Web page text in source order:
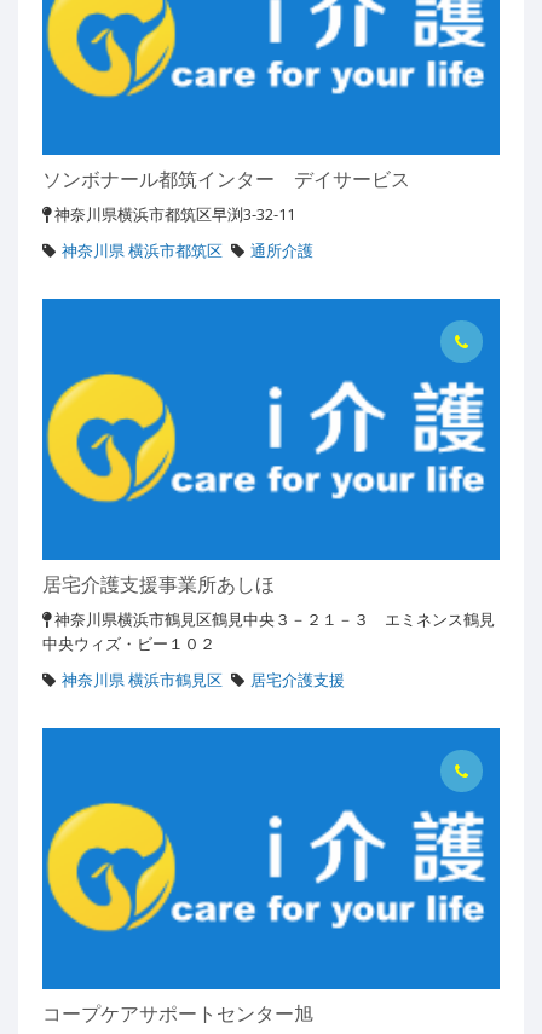
ソンボナール都筑インター デイサービス
神奈川県横浜市都筑区早渕3-32-11
神奈川県 横浜市都筑区
通所介護
居宅介護支援事業所あしほ
神奈川県横浜市鶴見区鶴見中央３－２１－３ エミネンス鶴見
中央ウィズ・ビー１０２
神奈川県 横浜市鶴見区
居宅介護支援
コープケアサポートセンター旭